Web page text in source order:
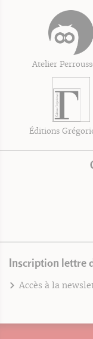
Atelier
Éditions
Inscription lettre
Accès à la